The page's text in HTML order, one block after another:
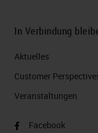
In Verbindung
Aktuelles
Customer
Veranstaltungen
Facebook